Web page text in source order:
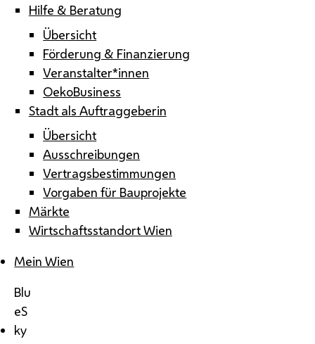
Hilfe & Beratung
Übersicht
Förderung & Finanzierung
Veranstalter*innen
OekoBusiness
Stadt als Auftraggeberin
Übersicht
Ausschreibungen
Vertragsbestimmungen
Vorgaben für Bauprojekte
Märkte
Wirtschaftsstandort Wien
Mein Wien
Blu
eS
ky